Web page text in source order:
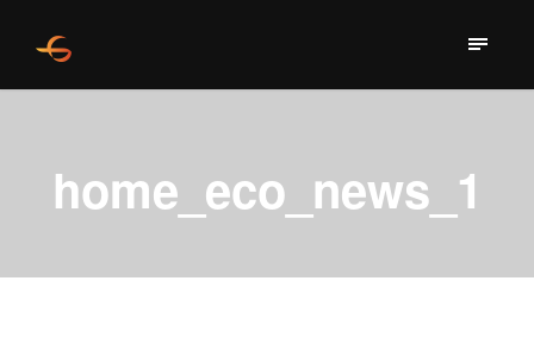
home_eco_news_1